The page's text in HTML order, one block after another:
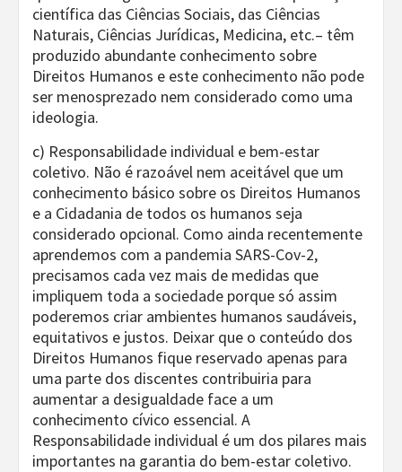
científica das Ciências Sociais, das Ciências
Naturais, Ciências Jurídicas, Medicina, etc.– têm
produzido abundante conhecimento sobre
Direitos Humanos e este conhecimento não pode
ser menosprezado nem considerado como uma
ideologia.
c) Responsabilidade individual e bem-estar
coletivo. Não é razoável nem aceitável que um
conhecimento básico sobre os Direitos Humanos
e a Cidadania de todos os humanos seja
considerado opcional. Como ainda recentemente
aprendemos com a pandemia SARS-Cov-2,
precisamos cada vez mais de medidas que
impliquem toda a sociedade porque só assim
poderemos criar ambientes humanos saudáveis,
equitativos e justos. Deixar que o conteúdo dos
Direitos Humanos fique reservado apenas para
uma parte dos discentes contribuiria para
aumentar a desigualdade face a um
conhecimento cívico essencial. A
Responsabilidade individual é um dos pilares mais
importantes na garantia do bem-estar coletivo.